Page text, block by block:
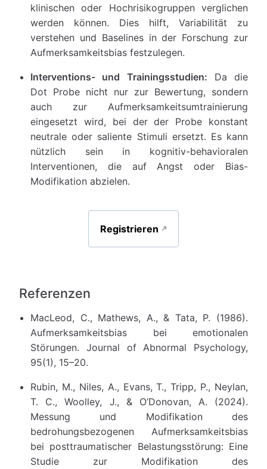
klinischen oder Hochrisikogruppen verglichen
werden können. Dies hilft, Variabilität zu
verstehen und Baselines in der Forschung zur
Aufmerksamkeitsbias festzulegen.
Interventions- und Trainingsstudien: Da die
Dot Probe nicht nur zur Bewertung, sondern
auch zur Aufmerksamkeitsumtrainierung
eingesetzt wird, bei der der Probe konstant
neutrale oder saliente Stimuli ersetzt. Es kann
nützlich sein in kognitiv-behavioralen
Interventionen, die auf Angst oder Bias-
Modifikation abzielen.
Registrieren
Referenzen
MacLeod, C., Mathews, A., & Tata, P. (1986).
Aufmerksamkeitsbias bei emotionalen
Störungen. Journal of Abnormal Psychology,
95(1), 15–20.
Rubin, M., Niles, A., Evans, T., Tripp, P., Neylan,
T. C., Woolley, J., & O’Donovan, A. (2024).
Messung und Modifikation des
bedrohungsbezogenen Aufmerksamkeitsbias
bei posttraumatischer Belastungsstörung: Eine
Studie zur Modifikation des